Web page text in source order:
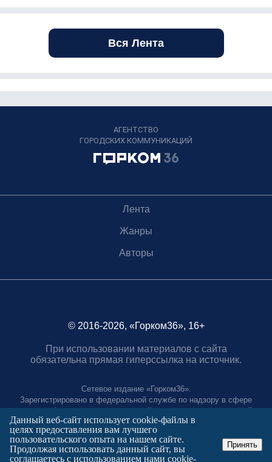
Вся Лента
АГЕНТСТВО
ГОРОДСКИХ КОММУНИКАЦИЙ
Лента
Жанры
Авторы
© 2016-2026, «Горком36», 16+
При использовании материалов с сайта
обязательна прямая гиперссылка на источник.
Сетевое издание «Горком36».
Зарегистрировано в федеральной службе по надзору в сфере
связи, информационных технологий и массовых коммуникаций.
Регистрационный номер ЭЛ № ФС77-88966 от 21 января 2025 г.
Учредитель: Муниципальное автономное учреждение "Агентство
городских коммуникаций"
Главный редактор:
Данный веб-сайт использует cookie-файлы в
целях предоставления вам лучшего
пользовательского опыта на нашем сайте.
Продолжая использовать данный сайт, вы
соглашаетесь с использованием нами cookie-
Принять